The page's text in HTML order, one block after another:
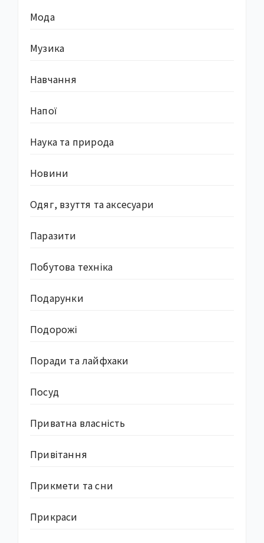
Мода
Музика
Навчання
Напої
Наука та природа
Новини
Одяг, взуття та аксесуари
Паразити
Побутова техніка
Подарунки
Подорожі
Поради та лайфхаки
Посуд
Приватна власність
Привітання
Прикмети та сни
Прикраси